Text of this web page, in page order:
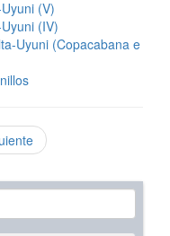
(V)
(IV)
Uyuni (Copacabana e